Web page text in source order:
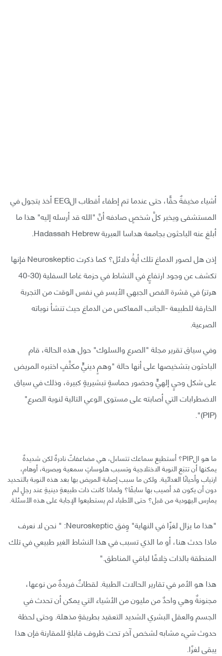
أشياء مخيفةٌ حقًّا، حتى عندما تم إطفاء أقطاب الEEG أخذ يتجول في
المستشفى ويخبر كلَّ شخصٍ صادفه أنَّ "الله قد أرسله إليه" هذا ما
أبلغ عنه الباحثون بجامعة هداسا العبرية Hadassah Hebrew.
إذن هل لصور الدماغ تلك أيةُ دلائل؟ كما ذكرت Neuroskeptic فإنها
تكشف عن وجود ارتفاعٍ في النشاط في حزمة غاما السفلية (30-40
هرتز) في قشرة الفص الجبهي الأيسر في نفس الوقت من التجربة
الخارقة للطبيعة -الجانب المعاكس من الدماغ حيث تنشأ نوباته
الصرعية.
وفي سياق تقرير مجلة "الصرع والسلوك" حول هذه الحالة، قام
الباحثون بتشخيصها على أنها حالة "وهمٍ دينيٍّ مكثَّفٍ اختبره المريض
على شكل وحيٍ إلهيٍّ وحضور حماسةٍ تبشيريةٍ كبيرة، وذلك في سياق
الاضطرابات التي أصابته على مستوى الوعي التالية لنوبة الصرع"
(PIP)".
ما هو الPIP؟ أستطيع سماعك تتساءل، هي مضاعفاتٌ نادرةٌ لكن شديدةٌ
يمكنها أن تتبَع النوبة الاختلاجية وتسبب هلوساتٍ سمعية وبصرية، أوهام،
ارتياب وأحيانًا العدائية. ولكن ما سبب إصابة المريض بها بعد هذه النوبة بالتحديد
دون أن يكون قد أصيب بها سابقًا؟ ولماذا كانت ذات طبيعةٍ دينيةٍ عند رجلٍ لم
يمارس اليهودية من قبل؟ حتى الأطباء لم يستطيعوا الإجابة على هذه الأسئلة.
"هذا ما يزال لغزًا في النهاية" وِفق Neuroskeptic: " نحن لا نعرف
ماذا حدث هنا، أو ما الذي تسبب في هذا النشاط الغير طبيعي في تلك
المنطقة بالذات خِلافًا لباقي المناطق."
هذا هو الأمر في تقارير الحالات الطبية. لقطاتٌ فريدةٌ من نوعها،
مجنونةٌ وهي واحدٌ من مليون من الأشياء التي يمكن أن تحدث في
الجسم والعقل البشري الشديد التعقيد بطريقةٍ مذهلة. وحتى لحظة
حدوث شيء مشابه لشخص آخر تحت ظروف قابلةٍ للمقارنة فإن هذا
يبقى لغزًا.